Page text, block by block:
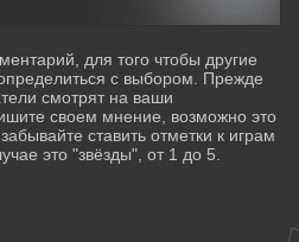
для того чтобы другие
с выбором. Прежде
смотрят на ваши
своем мнение, возможно это
ставить отметки к играм
это "звёзды", от 1 до 5.